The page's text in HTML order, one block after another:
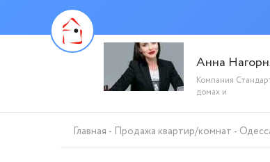
Анна
Компания
домах и
Главная Продажа квартир/комнат